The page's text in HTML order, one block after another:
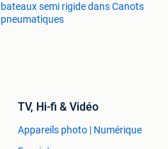
bateaux semi rigide dans Canots
pneumatiques
TV, Hi-fi & Vidéo
Appareils photo | Numérique